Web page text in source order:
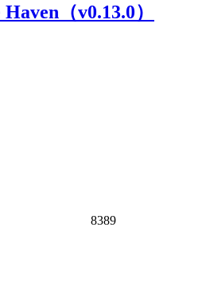
（v0.13.0）
8389